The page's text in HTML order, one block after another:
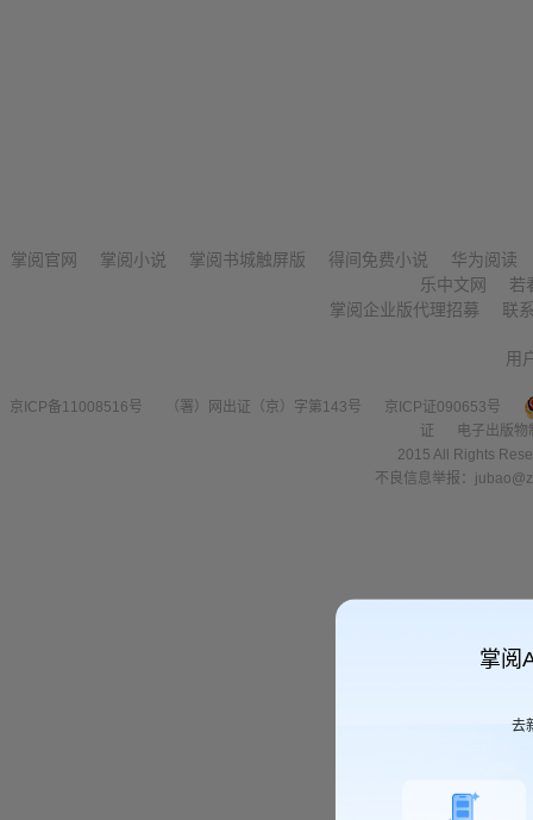
掌阅官网 掌阅小说 掌阅书城触屏版 得间免费小说
华为阅读
乐中文网
若
掌阅企业版代理招募
联
用
京ICP备11008516号 （署）网出证（京）字第143号
京ICP证090653号
证
电子出版
2015 All Rights
不良信息举报：
掌阅
去